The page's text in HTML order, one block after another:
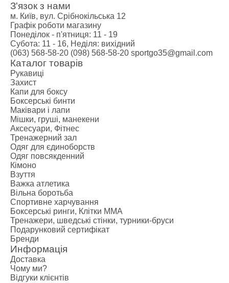
З'язок з нами
м. Київ, вул. Срібнокільська 12
Графік роботи магазину
Понеділок - п'ятниця: 11 - 19
Субота: 11 - 16, Неділя: вихідний
(063) 568-58-20 (098) 568-58-20 sportgo35@gmail.com
Каталог товарів
Рукавиці
Захист
Капи для боксу
Боксерські бинти
Маківари і лапи
Мішки, груші, манекени
Аксесуари, Фітнес
Тренажерний зал
Одяг для єдиноборств
Одяг повсякденний
Кімоно
Взуття
Важка атлетика
Вільна боротьба
Спортивне харчування
Боксерські ринги, Клітки ММА
Тренажери, шведські стінки, турники-бруси
Подарунковий сертифікат
Бренди
Информація
Доставка
Чому ми?
Відгуки клієнтів